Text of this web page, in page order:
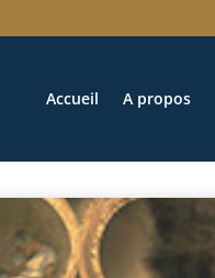
Accueil A propos